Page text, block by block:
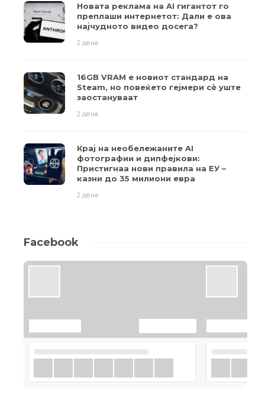
Новата реклама на AI гигантот го
преплаши интернетот: Дали е ова
најчудното видео досега?
2 дена
16GB VRAM е новиот стандард на
Steam, но повеќето гејмери ​​сè уште
заостануваат
2 дена
Крај на необележаните AI
фотографии и дипфејкови:
Пристигнаа нови правила на ЕУ –
казни до 35 милиони евра
2 дена
Facebook